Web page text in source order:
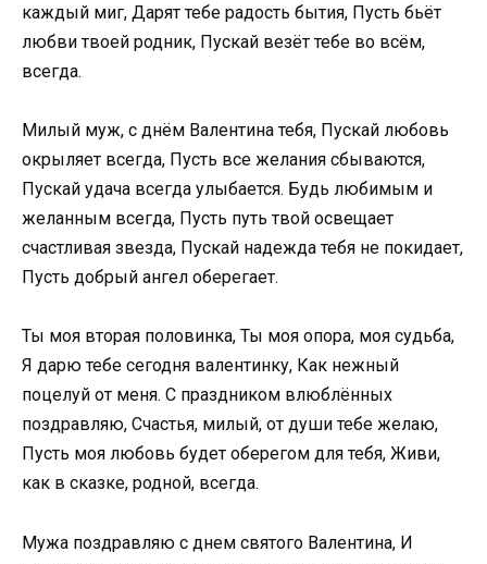
каждый миг, Дарят тебе радость бытия, Пусть бьёт
любви твоей родник, Пускай везёт тебе во всём,
всегда.
Милый муж, с днём Валентина тебя, Пускай любовь
окрыляет всегда, Пусть все желания сбываются,
Пускай удача всегда улыбается. Будь любимым и
желанным всегда, Пусть путь твой освещает
счастливая звезда, Пускай надежда тебя не покидает,
Пусть добрый ангел оберегает.
Ты моя вторая половинка, Ты моя опора, моя судьба,
Я дарю тебе сегодня валентинку, Как нежный
поцелуй от меня. С праздником влюблённых
поздравляю, Счастья, милый, от души тебе желаю,
Пусть моя любовь будет оберегом для тебя, Живи,
как в сказке, родной, всегда.
Мужа поздравляю с днем святого Валентина, И